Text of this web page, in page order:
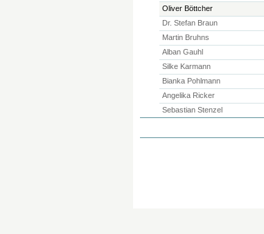
Oliver Böttcher
Dr. Stefan Braun
Martin Bruhns
Alban Gauhl
Silke Karmann
Bianka Pohlmann
Angelika Ricker
Sebastian Stenzel